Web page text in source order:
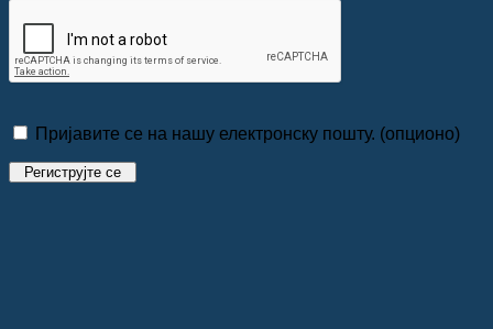
Пријавите се на нашу електронску пошту. (опционо)
Региструјте се